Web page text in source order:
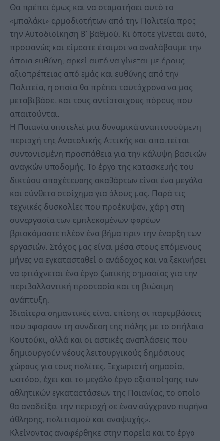
Θα πρέπει όμως και να σταματήσει αυτό το
«μπαλάκι» αρμοδιοτήτων από την Πολιτεία προς
την Αυτοδιοίκηση Β’ βαθμού. Κι όποτε γίνεται αυτό,
προφανώς και είμαστε έτοιμοι να αναλάβουμε την
όποια ευθύνη, αρκεί αυτό να γίνεται με όρους
αξιοπρέπειας από εμάς και ευθύνης από την
Πολιτεία, η οποία θα πρέπει ταυτόχρονα να μας
μεταβιβάσει και τους αντίστοιχους πόρους που
απαιτούνται.
Η Παιανία αποτελεί μια δυναμικά αναπτυσσόμενη
περιοχή της Ανατολικής Αττικής και απαιτείται
συντονισμένη προσπάθεια για την κάλυψη βασικών
αναγκών υποδομής. Το έργο της κατασκευής του
δικτύου αποχέτευσης ακαθάρτων είναι ένα μεγάλο
και σύνθετο στοίχημα για όλους μας. Παρά τις
τεχνικές δυσκολίες που προέκυψαν, χάρη στη
συνεργασία των εμπλεκομένων φορέων
βρισκόμαστε πλέον ένα βήμα πριν την έναρξη των
εργασιών. Στόχος μας είναι μέσα στους επόμενους
μήνες να εγκατασταθεί ο ανάδοχος και να ξεκινήσει
να φτιάχνεται ένα έργο ζωτικής σημασίας για την
περιβαλλοντική προστασία και τη βιώσιμη
ανάπτυξη.
Ιδιαίτερα σημαντικές είναι επίσης οι παρεμβάσεις
που αφορούν τη σύνδεση της πόλης με το σπήλαιο
Κουτούκι, αλλά και οι αστικές αναπλάσεις που
δημιουργούν νέους λειτουργικούς δημόσιους
χώρους για τους πολίτες. Ξεχωριστή σημασία,
ωστόσο, έχει και το μεγάλο έργο αξιοποίησης των
αθλητικών εγκαταστάσεων της Παιανίας, το οποίο
θα αναδείξει την περιοχή σε έναν σύγχρονο πυρήνα
άθλησης, πολιτισμού και αναψυχής».
Κλείνοντας αναφέρθηκε στην πορεία και το έργο